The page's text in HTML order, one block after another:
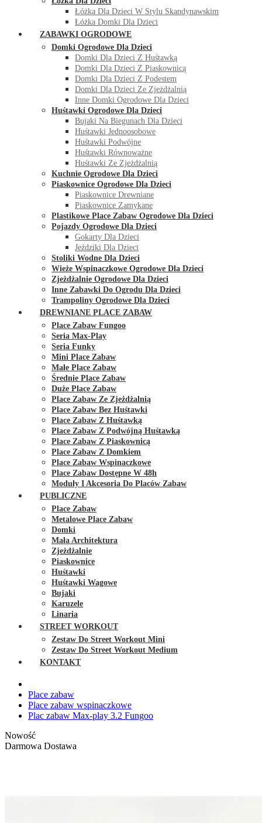
Łóżka Dla Dzieci W Stylu Skandynawskim
Łóżka Domki Dla Dzieci
ZABAWKI OGRODOWE
Domki Ogrodowe Dla Dzieci
Domki Dla Dzieci Z Huśtawką
Domki Dla Dzieci Z Piaskownicą
Domki Dla Dzieci Z Podestem
Domki Dla Dzieci Ze Zjeżdżalnią
Inne Domki Ogrodowe Dla Dzieci
Huśtawki Ogrodowe Dla Dzieci
Bujaki Na Biegunach Dla Dzieci
Huśtawki Jednoosobowe
Huśtawki Podwójne
Huśtawki Równoważne
Huśtawki Ze Zjeżdżalnią
Kuchnie Ogrodowe Dla Dzieci
Piaskownice Ogrodowe Dla Dzieci
Piaskownice Drewniane
Piaskownice Zamykane
Plastikowe Place Zabaw Ogrodowe Dla Dzieci
Pojazdy Ogrodowe Dla Dzieci
Gokarty Dla Dzieci
Jeździki Dla Dzieci
Stoliki Wodne Dla Dzieci
Wieże Wspinaczkowe Ogrodowe Dla Dzieci
Zjeżdżalnie Ogrodowe Dla Dzieci
Inne Zabawki Do Ogrodu Dla Dzieci
Trampoliny Ogrodowe Dla Dzieci
DREWNIANE PLACE ZABAW
Place Zabaw Fungoo
Seria Max-Play
Seria Funky
Mini Place Zabaw
Małe Place Zabaw
Średnie Place Zabaw
Duże Place Zabaw
Place Zabaw Ze Zjeżdżalnią
Place Zabaw Bez Huśtawki
Place Zabaw Z Huśtawką
Place Zabaw Z Podwójną Huśtawką
Place Zabaw Z Piaskownicą
Place Zabaw Z Domkiem
Place Zabaw Wspinaczkowe
Place Zabaw Dostępne W 48h
Moduły I Akcesoria Do Placów Zabaw
PUBLICZNE
Place Zabaw
Metalowe Place Zabaw
Domki
Mała Architektura
Zjeżdżalnie
Piaskownice
Huśtawki
Huśtawki Wagowe
Bujaki
Karuzele
Linaria
STREET WORKOUT
Zestaw Do Street Workout Mini
Zestaw Do Street Workout Medium
KONTAKT
Place zabaw
Place zabaw wspinaczkowe
Plac zabaw Max-play 3.2 Fungoo
Nowość
Darmowa Dostawa